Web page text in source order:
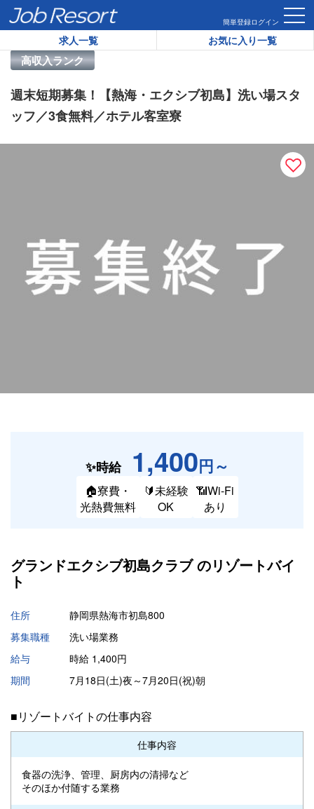
簡単登録ログイン
求人一覧 お気に入り一覧
HOME 求人一覧 週末短期募集！【熱海・エクシブ初島】洗
高収入ランク
リゾートバイト求人番号：
週末短期募集！【熱海・エクシブ初島】洗い場スタ
ッフ／3食無料／ホテル客室寮
✨時給 1,400円～
🏠寮費・
光熱費無料
🔰未経験
OK
📶Wi-Fi
あり
グランドエクシブ初島クラブ のリゾートバイ
ト
住所
静岡県熱海市初島800
募集職種
洗い場業務
給与
時給 1,400円
期間
7月18日(土)夜～7月20日(祝)朝
■リゾートバイトの仕事内容
仕事内容
食器の洗浄、管理、厨房内の清掃など
そのほか付随する業務